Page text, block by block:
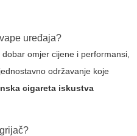
uređaja?
omjer cijene i performansi,
održavanje koje
cigareta iskustva